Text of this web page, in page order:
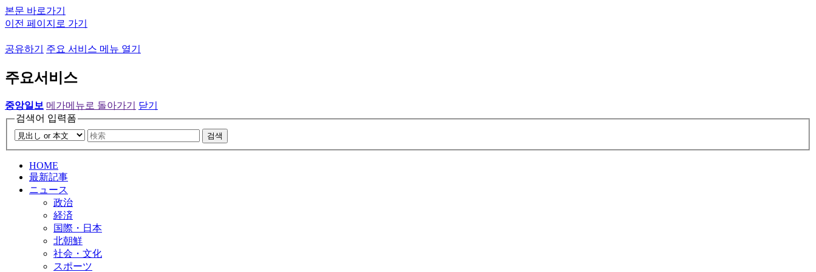
본문 바로가기
이전 페이지로 가기
공유하기 주요 서비스 메뉴 열기
주요서비스
중앙일보 메가메뉴로 돌아가기
닫기
검색어 입력폼
검색
HOME
最新記事
ニュース
政治
経済
国際・日本
北朝鮮
社会・文化
スポーツ